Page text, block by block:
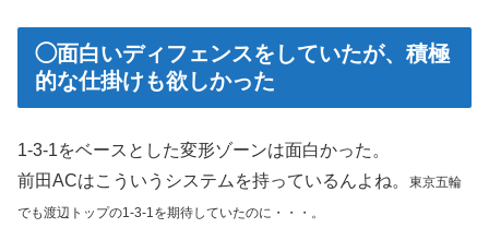
◯面白いディフェンスをしていたが、積極
的な仕掛けも欲しかった
1-3-1をベースとした変形ゾーンは面白かった。
前田ACはこういうシステムを持っているんよね。
東京五輪
でも渡辺トップの1-3-1を期待していたのに・・・。